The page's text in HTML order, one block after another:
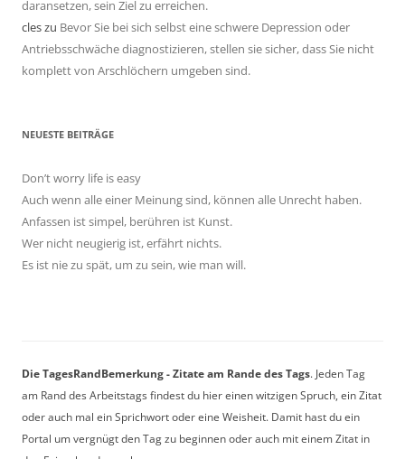
daransetzen, sein Ziel zu erreichen.
cleszu Bevor Sie bei sich selbst eine schwere Depression oder
Antriebsschwäche diagnostizieren, stellen sie sicher, dass Sie nicht
komplett von Arschlöchern umgeben sind.
NEUESTE BEITRÄGE
Don’t worry life is easy
Auch wenn alle einer Meinung sind, können alle Unrecht haben.
Anfassen ist simpel, berühren ist Kunst.
Wer nicht neugierig ist, erfährt nichts.
Es ist nie zu spät, um zu sein, wie man will.
Die TagesRandBemerkung - Zitate am Rande des Tags. Jeden Tag
am Rand des Arbeitstags findest du hier einen witzigen Spruch, ein Zitat
oder auch mal ein Sprichwort oder eine Weisheit. Damit hast du ein
Portal um vergnügt den Tag zu beginnen oder auch mit einem Zitat in